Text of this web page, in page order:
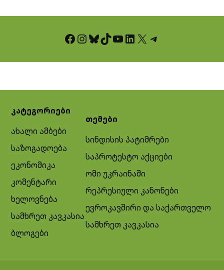
Facebook InstagramBluesky TikTok YouTube LinkedIn X Telegram
კატეგორიები
ახალი ამბები
საზოგადოება
ეკონომიკა
კომენტარი
ხელოვნება
სამხრეთ კავკასია
ბლოგები
თემები
სინდისის პატიმრები
საპროტესტო აქციები
ომი უკრაინაში
რეპრესიული კანონები
ევროკავშირი და საქართველო
სამხრეთ კავკასია